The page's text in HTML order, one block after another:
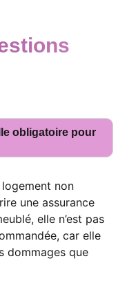
obligatoire pour
logement non
une assurance
elle n’est pas
car elle
dommages que